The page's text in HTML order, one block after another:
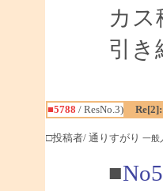
カス
引き
■5788 / ResNo.3)
□投稿者/ 通りすがり 一般
■